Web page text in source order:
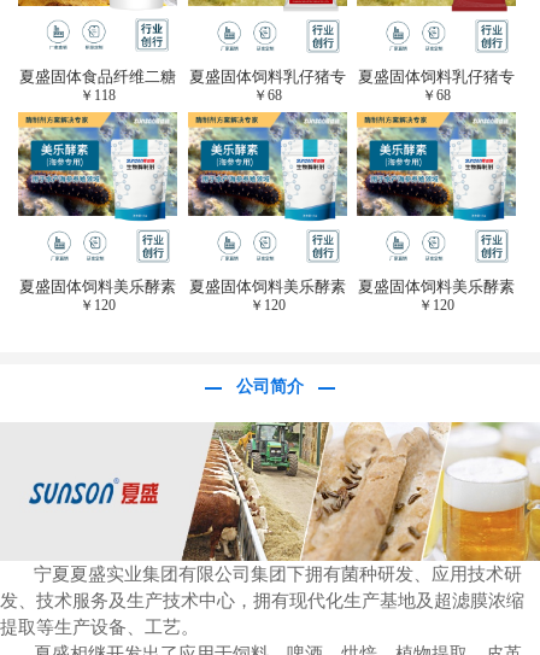
夏盛固体食品纤维二糖
酶(植物提取专用酶/用
于虎杖白藜芦醇提
取)FFG-0656
￥ 118
夏盛固体饲料乳仔猪专
用复合酶SFG-0932
￥ 68
夏盛固体饲料乳仔猪专
用复合酶SFG-0932
￥68
夏盛固体饲料美乐酵素
(水产海参海胆专
￥ 120
夏盛固体饲料美乐酵素
(水产海参海胆专
￥ 120
夏盛固体饲料美乐酵素
(水产海参海胆专
￥ 120
公司简介
宁夏夏盛实业集团有限公司集团下拥有菌种研发、应用技术研
发、技术服务及生产技术中心，拥有现代化生产基地及超滤膜浓缩
提取等生产设备、工艺。